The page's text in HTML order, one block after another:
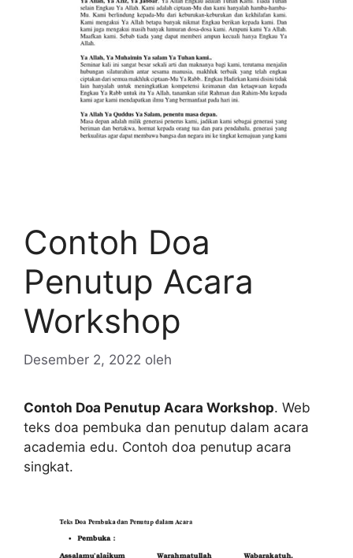
Contoh Doa
Penutup Acara
Workshop
Desember 2, 2022 oleh
Contoh Doa Penutup Acara Workshop. Web
teks doa pembuka dan penutup dalam acara
academia edu. Contoh doa penutup acara
singkat.